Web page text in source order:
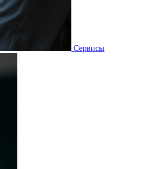
Сервисы